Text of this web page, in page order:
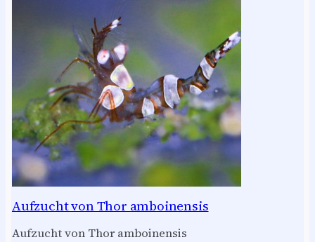
Aufzucht von Thor amboinensis
Aufzucht von Thor amboinensis